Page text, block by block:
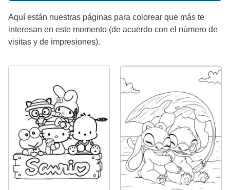
Aquí están nuestras páginas para colorear que más te
interesan en este momento (de acuerdo con el número de
visitas y de impresiones).